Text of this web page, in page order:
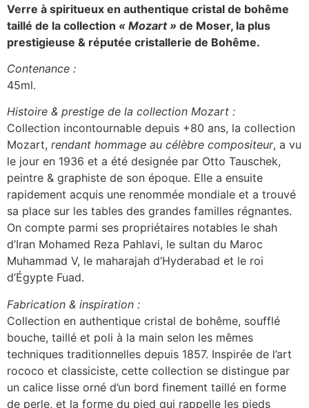
Verre à spiritueux en authentique cristal de bohême
taillé de la collection « Mozart » de Moser, la plus
prestigieuse & réputée cristallerie de Bohême.
Contenance :
45ml.
Histoire & prestige de la collection Mozart :
Collection incontournable depuis +80 ans, la collection
Mozart, rendant hommage au célèbre compositeur, a vu
le jour en 1936 et a été designée par Otto Tauschek,
peintre & graphiste de son époque. Elle a ensuite
rapidement acquis une renommée mondiale et a trouvé
sa place sur les tables des grandes familles régnantes.
On compte parmi ses propriétaires notables le shah
d’Iran Mohamed Reza Pahlavi, le sultan du Maroc
Muhammad V, le maharajah d’Hyderabad et le roi
d’Égypte Fuad.
Fabrication & inspiration :
Collection en authentique cristal de bohême, soufflé
bouche, taillé et poli à la main selon les mêmes
techniques traditionnelles depuis 1857. Inspirée de l’art
rococo et classiciste, cette collection se distingue par
un calice lisse orné d’un bord finement taillé en forme
de perle, et la forme du pied qui rappelle les pieds